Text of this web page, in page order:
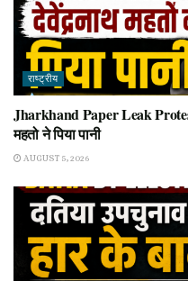
राष्ट्रीय
Jharkhand Paper Leak
महतो ने पिया पानी
AUGUST 5, 2026